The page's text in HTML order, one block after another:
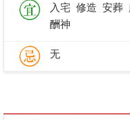
入宅 修造 安葬
酬神
无